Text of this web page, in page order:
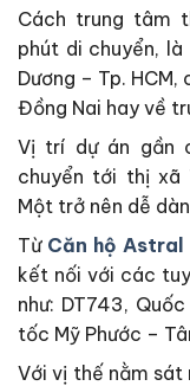
Cách trung tâm
phút di chuyển,
Dương – Tp.
Đồng Nai hay về
Vị trí dự án gần
chuyển tới thị xã
Một trở nên dễ
Từ Căn hộ
kết nối với các
như: DT743,
tốc Mỹ Phước –
Với vị thế nằm sát